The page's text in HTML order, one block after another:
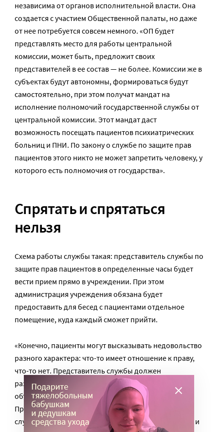
независима от органов исполнительной власти. Она
создается с участием Общественной палаты, но даже
от нее потребуется совсем немного. «ОП будет
представлять место для работы центральной
комиссии, может быть, предложит своих
представителей в ее состав — не более. Комиссии же в
субъектах будут автономны, формироваться будут
самостоятельно, при этом получат мандат на
исполнение полномочий государственной службы от
центральной комиссии. Этот мандат даст
возможность посещать пациентов психиатрических
больниц и ПНИ. По закону о службе по защите прав
пациентов этого никто не может запретить человеку, у
которого есть полномочия от государства».
Спрятать и спрятаться
нельзя
Схема работы службы такая: представитель службы по
защите прав пациентов в определенные часы будет
вести прием прямо в учреждении. При этом
администрация учреждения обязана будет
предоставить для бесед с пациентами отдельное
помещение, куда каждый сможет прийти.
«Конечно, пациенты могут высказывать недовольство
разного характера: что-то имеет отношение к праву,
что-то нет. Представитель службы должен
разобраться в этом, выяснить все нюансы, —
объясняет механизм работы Роман Дименштейн. —
При наличии правовых проблем представитель
службы объяснит, как эти проблемы можно решать, и